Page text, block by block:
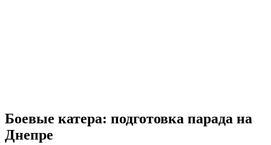
Боевые катера: подготовка парада на
Днепре